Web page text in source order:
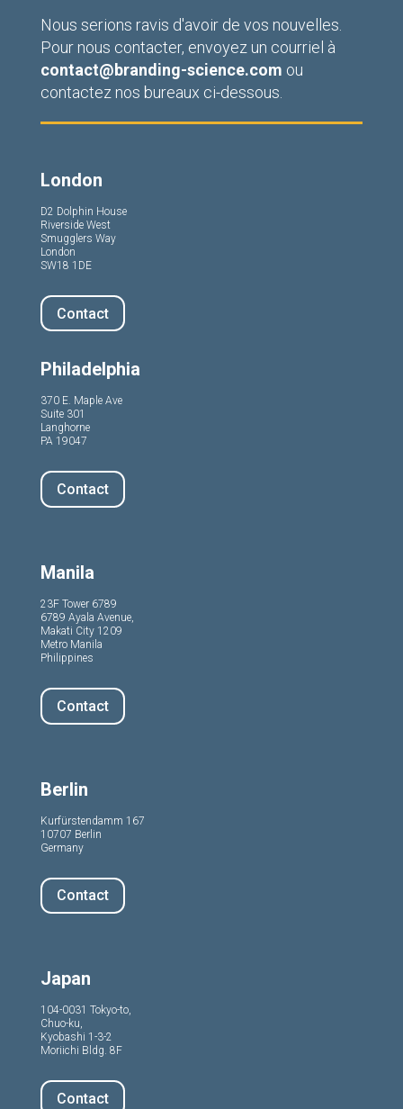
Nous serions ravis d'avoir de vos nouvelles.
Pour nous contacter, envoyez un courriel à
contact@branding-science.com ou
contactez nos bureaux ci-dessous.
London
D2 Dolphin House
Riverside West
Smugglers Way
London
SW18 1DE
Contact
Philadelphia
370 E. Maple Ave
Suite 301
Langhorne
PA 19047
Contact
Manila
23F Tower 6789
6789 Ayala Avenue,
Makati City 1209
Metro Manila
Philippines
Contact
Berlin
Kurfürstendamm 167
10707 Berlin
Germany
Contact
Japan
104-0031 Tokyo-to,
Chuo-ku,
Kyobashi 1-3-2
Moriichi Bldg. 8F
Contact